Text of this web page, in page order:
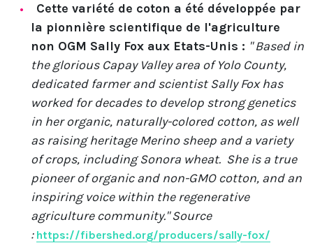
Cette variété de coton a été développée par
la pionnière scientifique de l'agriculture
non OGM Sally Fox aux Etats-Unis : " Based in
the glorious Capay Valley area of Yolo County,
dedicated farmer and scientist Sally Fox has
worked for decades to develop strong genetics
in her organic, naturally-colored cotton, as well
as raising heritage Merino sheep and a variety
of crops, including Sonora wheat. She is a true
pioneer of organic and non-GMO cotton, and an
inspiring voice within the regenerative
agriculture community." Source
: https://fibershed.org/producers/sally-fox/